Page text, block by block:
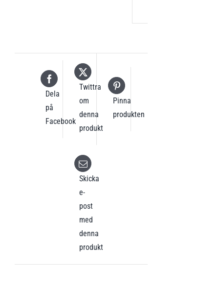
Dela
på
Facebook
Twittra
om
denna
produkt
Pinna
produkten
Skicka
e-
post
med
denna
produkt